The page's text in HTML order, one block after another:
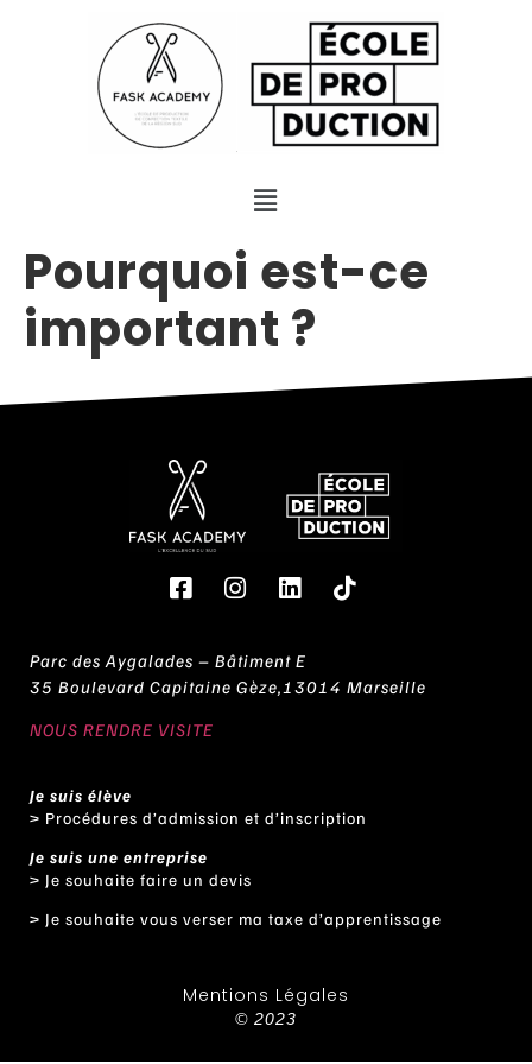
Pourquoi est-ce
important ?
Parc des Aygalades – Bâtiment E
35 Boulevard Capitaine Gèze,13014 Marseille
NOUS RENDRE VISITE
Je suis élève
> Procédures d’admission et d’inscription
Je suis une entreprise
> Je souhaite faire un devis
> Je souhaite vous verser ma taxe d’apprentissage
Mentions Légales
© 2023